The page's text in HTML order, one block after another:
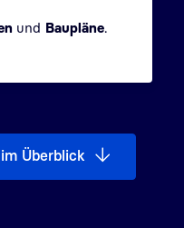
und Baupläne
Überblick